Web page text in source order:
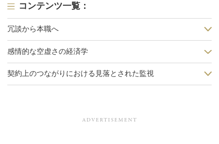
コンテンツ一覧：
冗談から本職へ
感情的な空虚さの経済学
契約上のつながりにおける見落とされた監視